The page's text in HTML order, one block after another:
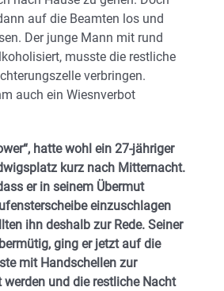
auf die Beamten los und
Der junge Mann mit rund
musste die restliche
verbringen.
auch ein Wiesnverbot
hatte wohl ein 27-jähriger
kurz nach Mitternacht.
er in seinem Übermut
einzuschlagen
ihn deshalb zur Rede. Seiner
ging er jetzt auf die
mit Handschellen zur
und die restliche Nacht